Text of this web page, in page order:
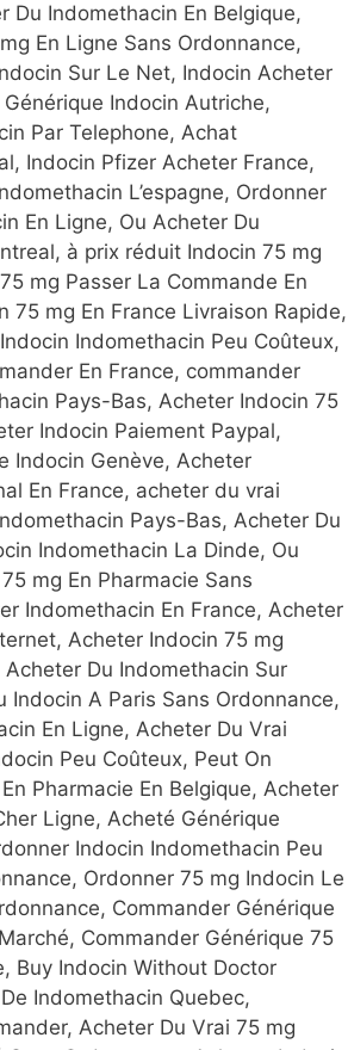
Du Indomethacin En Belgique,
En Ligne Sans Ordonnance,
Sur Le Net, Indocin Acheter
Indocin Autriche,
Par Telephone, Achat
Indocin Pfizer Acheter France,
L’espagne, Ordonner
En Ligne, Ou Acheter Du
à prix réduit Indocin 75 mg
mg Passer La Commande En
75 mg En France Livraison Rapide,
Indomethacin Peu Coûteux,
En France, commander
Pays-Bas, Acheter Indocin 75
Indocin Paiement Paypal,
Indocin Genève, Acheter
En France, acheter du vrai
Pays-Bas, Acheter Du
Indomethacin La Dinde, Ou
mg En Pharmacie Sans
Indomethacin En France, Acheter
Acheter Indocin 75 mg
Acheter Du Indomethacin Sur
Indocin A Paris Sans Ordonnance,
En Ligne, Acheter Du Vrai
Peu Coûteux, Peut On
Pharmacie En Belgique, Acheter
Ligne, Acheté Générique
Indocin Indomethacin Peu
Ordonner 75 mg Indocin Le
Commander Générique
Commander Générique 75
Buy Indocin Without Doctor
Indomethacin Quebec,
Acheter Du Vrai 75 mg